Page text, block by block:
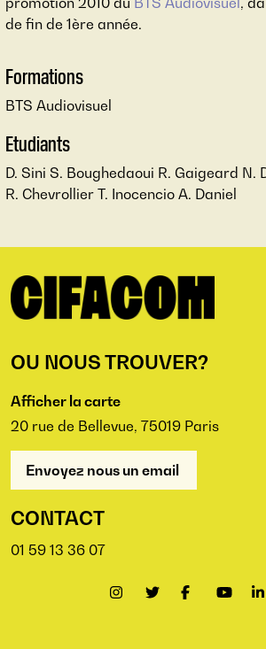
de fin de 1ère année.
Formations
BTS Audiovisuel
Etudiants
D. Sini S. Boughedaoui R. Gaigeard N.
R. Chevrollier T. Inocencio A. Daniel
OU NOUS TROUVER?
Afficher la carte
20 rue de Bellevue, 75019 Paris
Envoyez nous un email
CONTACT
01 59 13 36 07